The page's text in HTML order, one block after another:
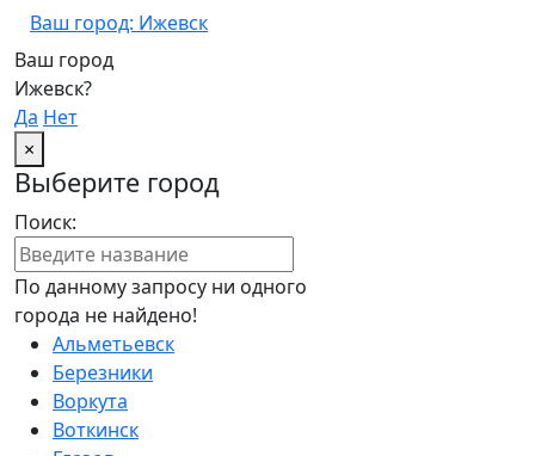
Ваш город: Ижевск
Ваш город
Ижевск?
Да Нет
×
Выберите город
Поиск:
По данному запросу ни одного
города не найдено!
Альметьевск
Березники
Воркута
Воткинск